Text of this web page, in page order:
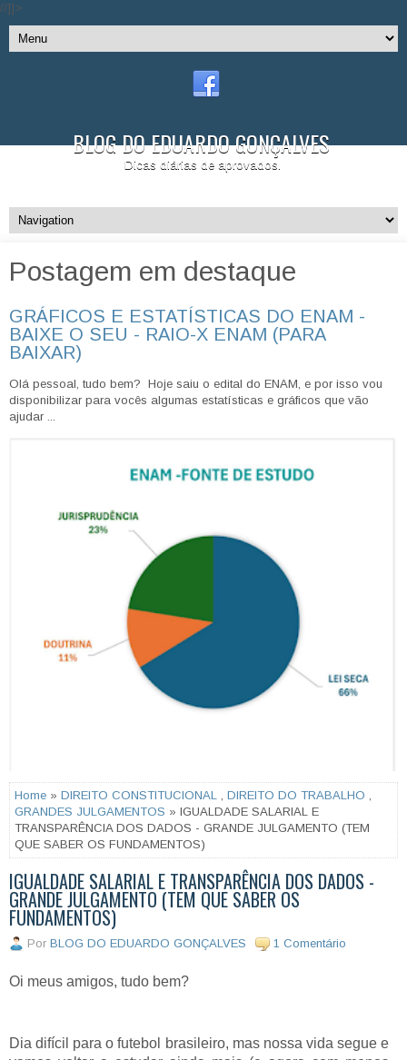
//]]>
BLOG DO EDUARDO GONÇALVES
Dicas diárias de aprovados.
Postagem em destaque
GRÁFICOS E ESTATÍSTICAS DO ENAM -
BAIXE O SEU - RAIO-X ENAM (PARA
BAIXAR)
Olá pessoal, tudo bem? Hoje saiu o edital do ENAM, e por isso vou
disponibilizar para vocês algumas estatísticas e gráficos que vão
ajudar ...
Home » DIREITO CONSTITUCIONAL DIREITO DO TRABALHO
GRANDES JULGAMENTOS » IGUALDADE SALARIAL E
TRANSPARÊNCIA DOS DADOS - GRANDE JULGAMENTO (TEM
QUE SABER OS FUNDAMENTOS)
IGUALDADE SALARIAL E TRANSPARÊNCIA DOS DADOS -
GRANDE JULGAMENTO (TEM QUE SABER OS
FUNDAMENTOS)
Por BLOG DO EDUARDO GONÇALVES 1 Comentário
Oi meus amigos, tudo bem?
Dia difícil para o futebol brasileiro, mas nossa vida segue e